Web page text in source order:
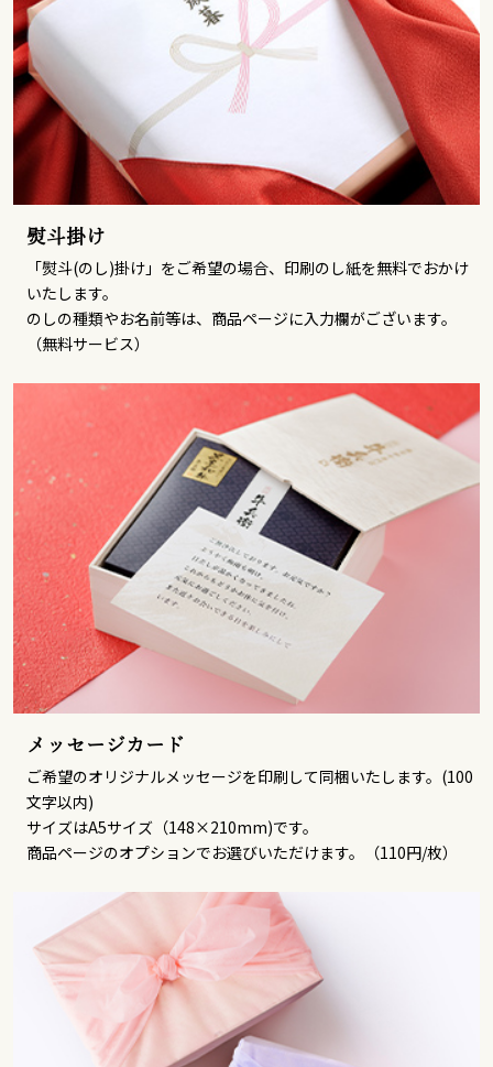
熨斗掛け
「熨斗(のし)掛け」をご希望の場合、印刷のし紙を無料でおかけ
いたします。
のしの種類やお名前等は、商品ページに入力欄がございます。
（無料サービス）
メッセージカード
ご希望のオリジナルメッセージを印刷して同梱いたします。(100
文字以内)
サイズはA5サイズ（148×210mm)です。
商品ページのオプションでお選びいただけます。（110円/枚）